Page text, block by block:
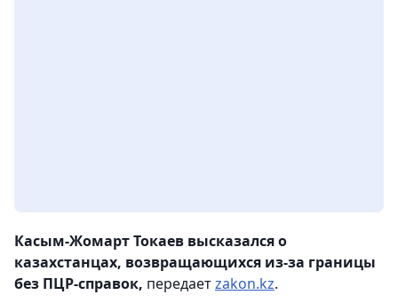
Касым-Жомарт Токаев высказался о
казахстанцах, возвращающихся из-за границы
без ПЦР-справок, передаетzakon.kz.